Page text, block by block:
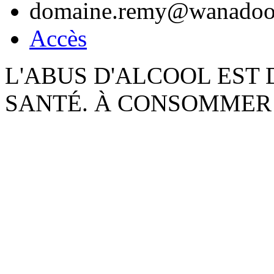
Accès
L'ABUS D'ALCOOL EST
SANTÉ. À